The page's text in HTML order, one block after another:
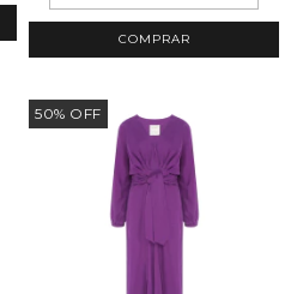
50% OFF